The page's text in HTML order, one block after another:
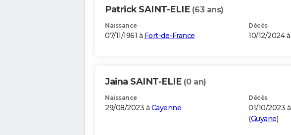
Patrick SAINT-ELIE (63 ans)
Naissance
07/11/1961 à Fort-de-France
Décès
10/12/2024 à
Jaina SAINT-ELIE (0 an)
Naissance
29/08/2023 à Cayenne
Décès
01/10/2023 à
(Guyane)